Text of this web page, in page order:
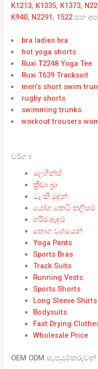
K1213, K1335, K1373,
K940, N2291, 1522සහ
bra ladies bra
hot yoga shorts
Ruxi T2248 Yoga Tee
Ruxi T639 Tracksuit
men’s short swim
rugby shorts
swimming trunks
workout trousers
වර්ග：
ලෙගින්ස්
ක්‍රීඩා බ්‍රා
ටැංකි මුදුන්
යෝග කෙටි කලිසම්
ශරීර ඇඳුම්
තොග වශයෙන්
Yoga Pants
Sports Bras
Track Suits
Running Vests
Sports Shorts
Long Sleeve Shirts
Bodysuits
Fast Drying
Wholesale Price
OEM ODM සැපයුම්කරුවන්